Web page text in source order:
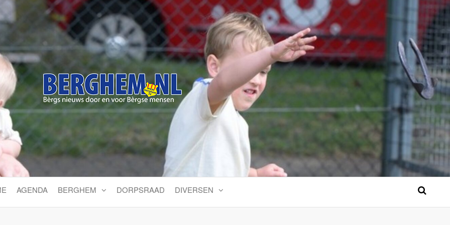
Bérgs nieuws door en voor Bérgse mensen
AGENDA BERGHEM DORPSRAAD DIVERSEN